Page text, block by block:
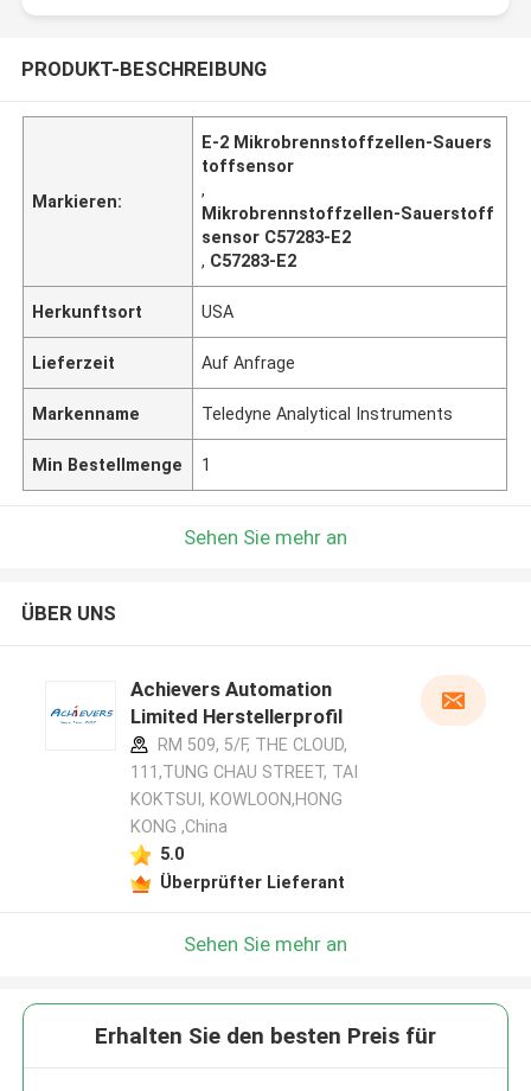
PRODUKT-BESCHREIBUNG
Markieren:
E-2 Mikrobrennstoffzellen-Sauers
toffsensor
,
Mikrobrennstoffzellen-Sauerstoff
sensor C57283-E2
, C57283-E2
Herkunftsort USA
Lieferzeit Auf Anfrage
Markenname Teledyne Analytical Instruments
Min Bestellmenge 1
Sehen Sie mehr an
ÜBER UNS
Achievers Automation
Limited Herstellerprofil
RM 509, 5/F, THE CLOUD,
111,TUNG CHAU STREET, TAI
KOKTSUI, KOWLOON,HONG
KONG ,China
5.0
Überprüfter Lieferant
Sehen Sie mehr an
Erhalten Sie den besten Preis für